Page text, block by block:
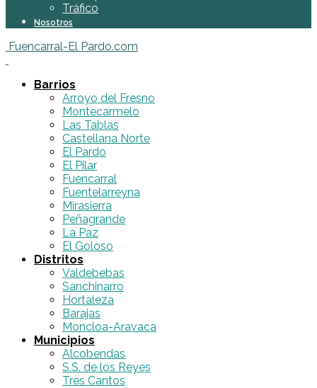
Tráfico
Nosotros
Fuencarral-El Pardo.com
Barrios
Arroyo del Fresno
Montecarmelo
Las Tablas
Castellana Norte
El Pardo
El Pilar
Fuencarral
Fuentelarreyna
Mirasierra
Peñagrande
La Paz
El Goloso
Distritos
Valdebebas
Sanchinarro
Hortaleza
Barajas
Moncloa-Aravaca
Municipios
Alcobendas
S.S. de los Reyes
Tres Cantos